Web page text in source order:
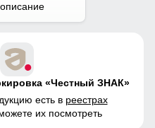
«Честный ЗНАК»
есть в реестрах
их посмотреть